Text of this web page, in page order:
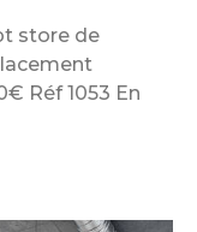
store de
Réf 1053 En